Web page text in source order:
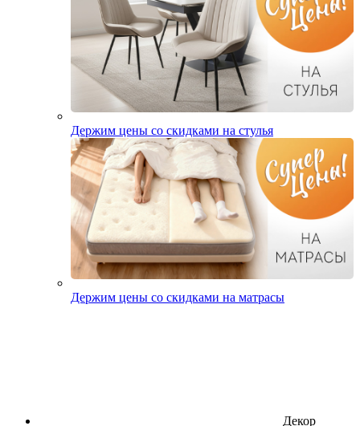
Держим цены со скидками на стулья
Держим цены со скидками на матрасы
Декор